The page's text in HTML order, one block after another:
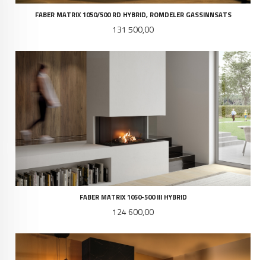
FABER MATRIX 1050/500 RD HYBRID, ROMDELER GASSINNSATS
Pris
131 500,00
FABER MATRIX 1050-500 III HYBRID
Pris
124 600,00